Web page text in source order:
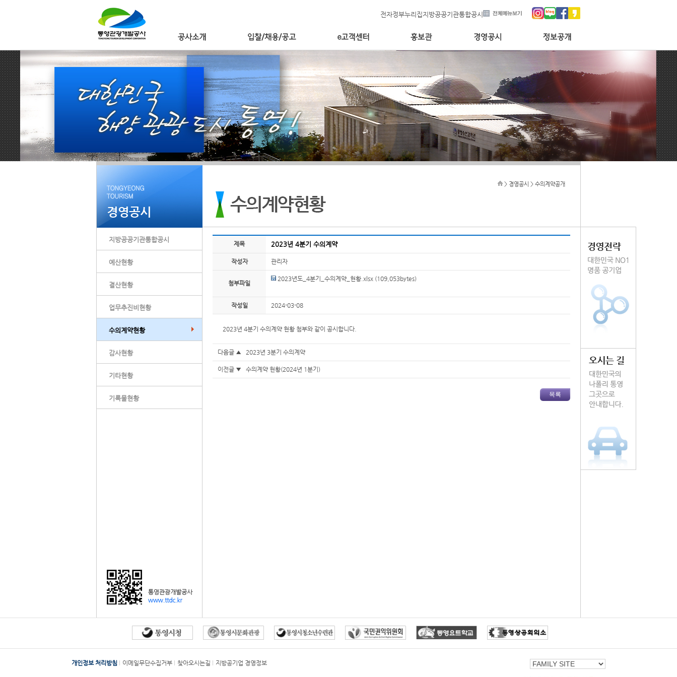
전자정부누리집지방공공기관통합공시
지방공공기관통합공시
예산현황
결산현황
업무추진비현황
수의계약현황
감사현황
기타현황
기록물현황
> 경영공시 > 수의계약공개
제목 2023년 4분기 수의계약
작성자 관리자
첨부파일
2023년도_4분기_수의계약_현황.xlsx (109,053bytes)
작성일 2024-03-08
2023년 4분기 수의계약 현황 첨부와 같이 공시합니다.
다음글 ▲ 2023년 3분기 수의계약
이전글 ▼ 수의계약 현황(2024년 1분기)
개인정보 처리방침 이메일무단수집거부 찾아오시는길 지방공기업 경영정보